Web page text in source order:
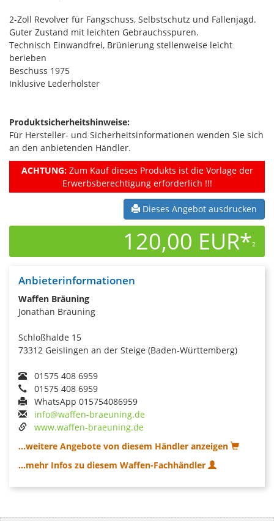
2-Zoll Revolver für Fangschuss, Selbstschutz und Fallenjagd.
Guter Zustand mit leichten Gebrauchsspuren.
Technisch Einwandfrei, Brünierung stellenweise leicht
berieben
Beschuss 1975
Inklusive Lederholster
Produktsicherheitshinweise:
Für Hersteller- und Sicherheitsinformationen wenden Sie sich
an den anbietenden Händler.
ACHTUNG:Zum Kauf dieses Produkts ist die Vorlage der
Erwerbsberechtigung erforderlich !!!
Dieses Angebot ausdrucken
120,00 EUR*2
Anbieterinformationen
Waffen Bräuning
Jonathan Bräuning
Schloßhalde 15
73312 Geislingen an der Steige (Baden-Württemberg)
01575 408 6959
01575 408 6959
WhatsApp 015754086959
info@waffen-braeuning.de
www.waffen-braeuning.de
...weitere Angebote von diesem Händler anzeigen
...mehr Infos zu diesem Waffen-Fachhändler